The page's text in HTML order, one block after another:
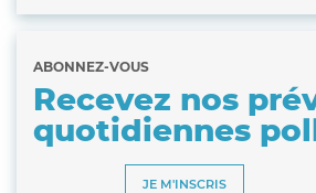
ABONNEZ-VOUS
Recevez nos
quotidiennes
JE M'INSCRIS